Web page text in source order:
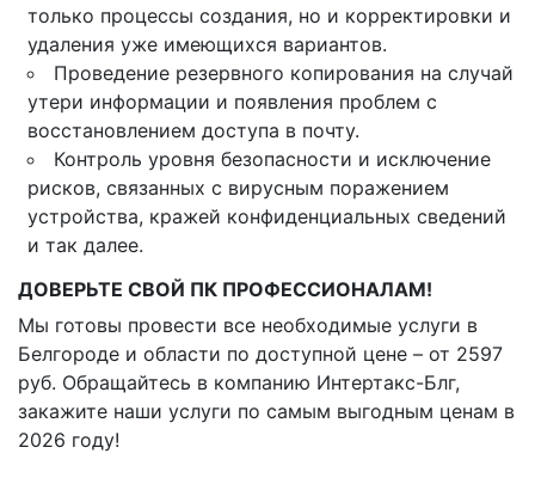
только процессы создания, но и корректировки и
удаления уже имеющихся вариантов.
Проведение резервного копирования на случай
утери информации и появления проблем с
восстановлением доступа в почту.
Контроль уровня безопасности и исключение
рисков, связанных с вирусным поражением
устройства, кражей конфиденциальных сведений
и так далее.
ДОВЕРЬТЕ СВОЙ ПК ПРОФЕССИОНАЛАМ!
Мы готовы провести все необходимые услуги в
Белгороде и области по доступной цене – от 2597
руб. Обращайтесь в компанию Интертакс-Блг,
закажите наши услуги по самым выгодным ценам в
2026 году!